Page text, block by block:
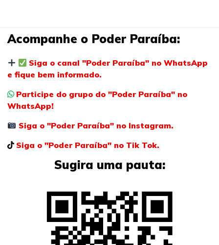
Acompanhe o Poder Paraíba:
Siga o canal "Poder Paraíba" no WhatsApp
e fique bem informado.
Participe do grupo do "Poder Paraíba" no
WhatsApp!
Siga o "Poder Paraíba" no Instagram.
Siga o "Poder Paraíba" no Tik Tok.
Sugira uma pauta: